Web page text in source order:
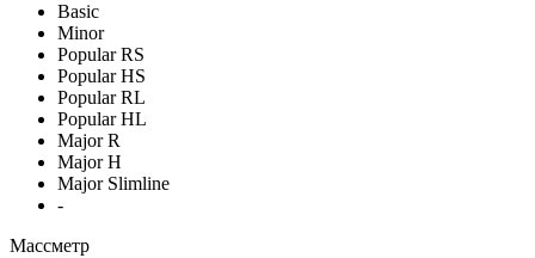
Basic
Minor
Popular RS
Popular HS
Popular RL
Popular HL
Major R
Major H
Major Slimline
-
Массметр